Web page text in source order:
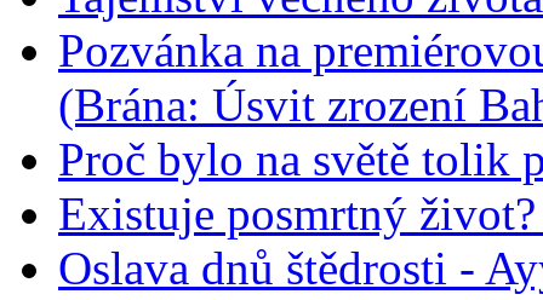
Pozvánka na
(Brána: Úsvit zrození
Proč bylo na světě tolik
Existuje posmrtný
Oslava dnů štědrosti -